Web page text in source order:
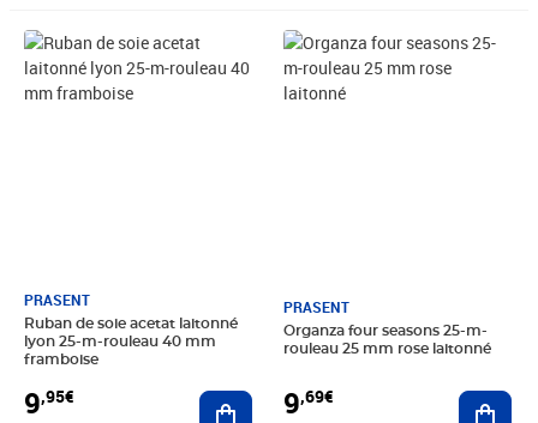
PRASENT
Ruban de soie acetat laitonné
lyon 25-m-rouleau 40 mm
framboise
9,95€
Prix 9,95€
Ajouter au panier
PRASENT
Organza four seasons 25-m-
rouleau 25 mm rose laitonné
9,69€
Prix 9,69€